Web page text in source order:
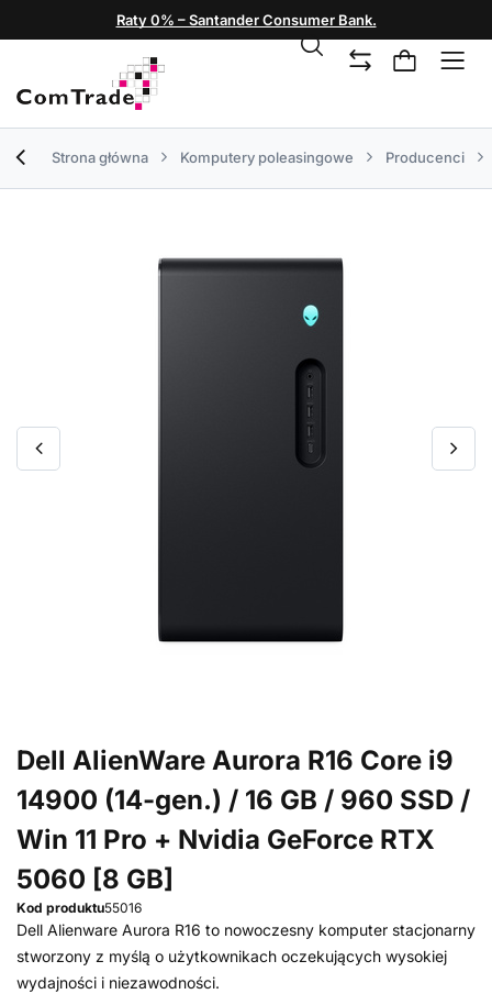
Raty 0% – Santander Consumer Bank.
Strona główna Komputery poleasingowe Producenci
Dell AlienWare Aurora R16 Core i9
14900 (14-gen.) / 16 GB / 960 SSD /
Win 11 Pro + Nvidia GeForce RTX
5060 [8 GB]
Kod produktu55016
Dell Alienware Aurora R16 to nowoczesny komputer stacjonarny
stworzony z myślą o użytkownikach oczekujących wysokiej
wydajności i niezawodności.